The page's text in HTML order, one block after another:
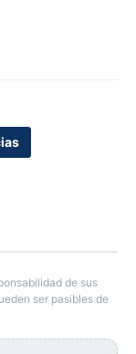
de sus
ser pasibles de